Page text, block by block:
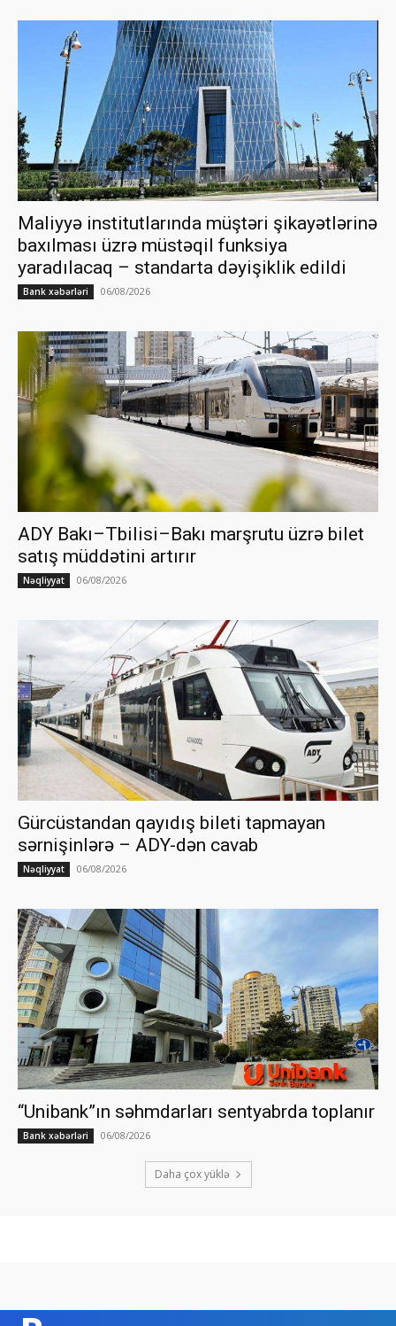
Maliyyə institutlarında müştəri şikayətlərinə
baxılması üzrə müstəqil funksiya
yaradılacaq – standarta dəyişiklik edildi
Bank xəbərləri 06/08/2026
ADY Bakı–Tbilisi–Bakı marşrutu üzrə bilet
satış müddətini artırır
Nəqliyyat 06/08/2026
Gürcüstandan qayıdış bileti tapmayan
sərnişinlərə – ADY-dən cavab
Nəqliyyat 06/08/2026
“Unibank”ın səhmdarları sentyabrda toplanır
Bank xəbərləri 06/08/2026
Daha çox yüklə